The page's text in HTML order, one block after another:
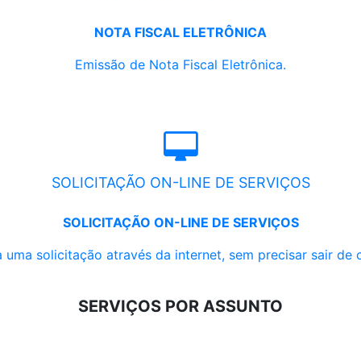
NOTA FISCAL ELETRÔNICA
Emissão de Nota Fiscal Eletrônica.
SOLICITAÇÃO ON-LINE DE SERVIÇOS
SOLICITAÇÃO ON-LINE DE SERVIÇOS
uma solicitação através da internet, sem precisar sair de
SERVIÇOS POR ASSUNTO